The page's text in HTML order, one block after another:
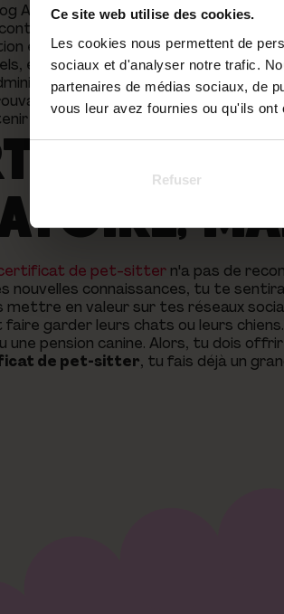
Ce site web utilise des cookies.
Les cookies nous permettent de
sociaux et d'analyser notre trafic.
partenaires de médias sociaux, de
vous leur avez fournies ou qu'ils
Refuser
Academy estun organisme
régulier de
est passé au crible ! CV des
etc. Et ce n'est pas tout ! Sont
les dispositions légales
la
qualité d'un organisme de
!
de pet-sitter n'a pas de
connaissances, tu te
en valeur sur tes réseaux
garder leurs chats ou leurs
une pension canine. Alors, tu dois
de pet-sitter, tu fais déjà un